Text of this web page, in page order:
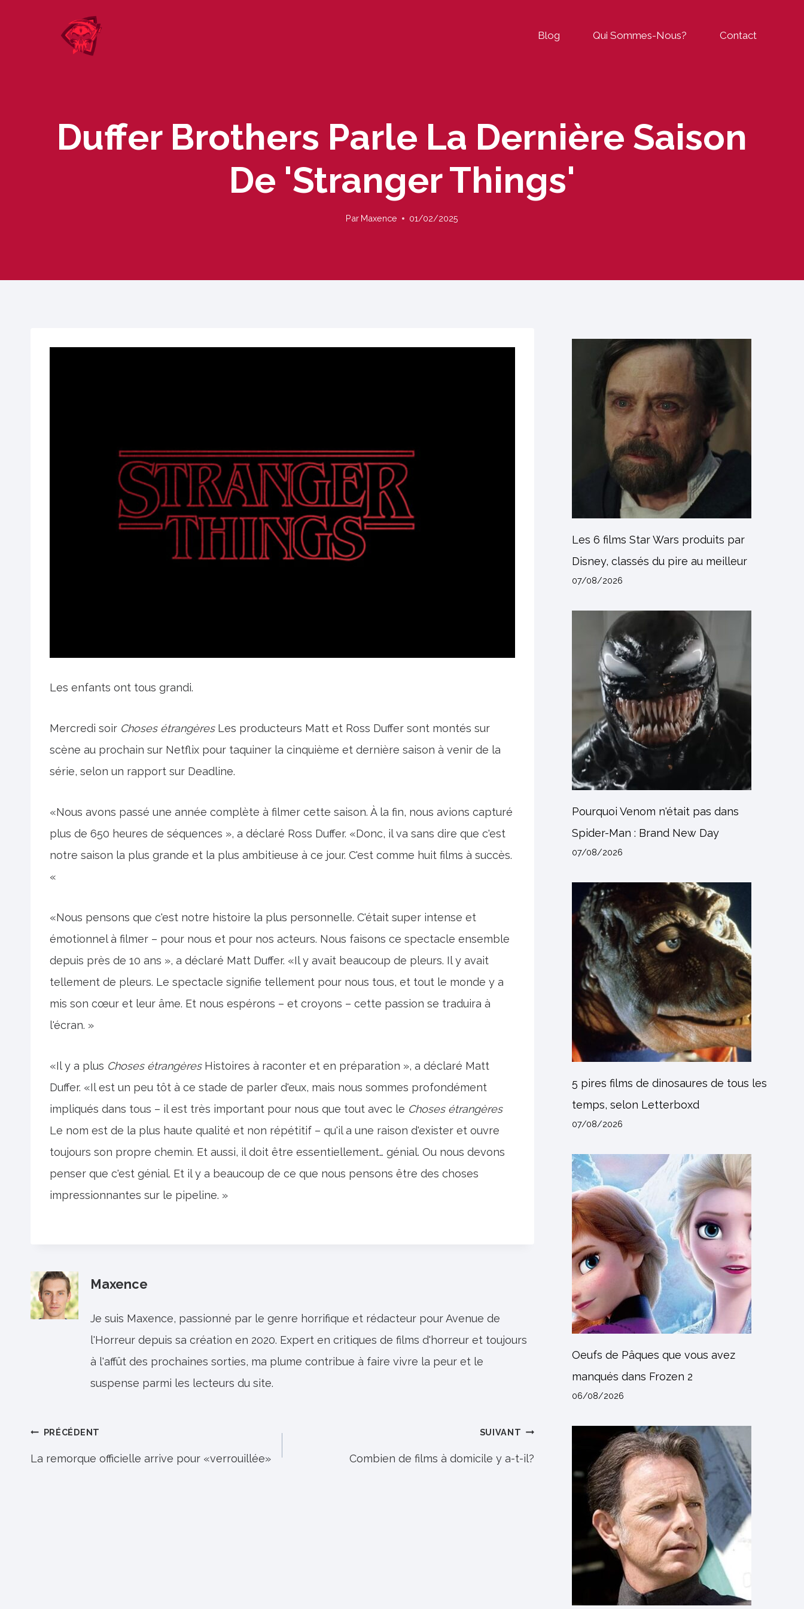
Blog Qui Sommes-Nous? Contact
Duffer Brothers Parle La Dernière Saison
De 'Stranger Things'
Par Maxence 01/02/2025
Les enfants ont tous grandi.
Mercredi soir Choses étrangèresLes producteurs Matt et Ross Duffer sont montés sur
scène au prochain sur Netflix pour taquiner la cinquième et dernière saison à venir de la
série, selon un rapport sur Deadline.
«Nous avons passé une année complète à filmer cette saison. À la fin, nous avions capturé
plus de 650 heures de séquences », a déclaré Ross Duffer. «Donc, il va sans dire que c'est
notre saison la plus grande et la plus ambitieuse à ce jour. C'est comme huit films à succès.
«
«Nous pensons que c'est notre histoire la plus personnelle. C'était super intense et
émotionnel à filmer – pour nous et pour nos acteurs. Nous faisons ce spectacle ensemble
depuis près de 10 ans », a déclaré Matt Duffer. «Il y avait beaucoup de pleurs. Il y avait
tellement de pleurs. Le spectacle signifie tellement pour nous tous, et tout le monde y a
mis son cœur et leur âme. Et nous espérons – et croyons – cette passion se traduira à
l'écran. »
«Il y a plus Choses étrangèresHistoires à raconter et en préparation », a déclaré Matt
Duffer. «Il est un peu tôt à ce stade de parler d'eux, mais nous sommes profondément
impliqués dans tous – il est très important pour nous que tout avec le Choses étrangères
Le nom est de la plus haute qualité et non répétitif – qu'il a une raison d'exister et ouvre
toujours son propre chemin. Et aussi, il doit être essentiellement… génial. Ou nous devons
penser que c'est génial. Et il y a beaucoup de ce que nous pensons être des choses
impressionnantes sur le pipeline. »
Maxence
Je suis Maxence, passionné par le genre horrifique et rédacteur pour Avenue de
l'Horreur depuis sa création en 2020. Expert en critiques de films d'horreur et toujours
à l'affût des prochaines sorties, ma plume contribue à faire vivre la peur et le
suspense parmi les lecteurs du site.
Navigation
de
PRÉCÉDENT
La remorque officielle arrive pour «verrouillée»
SUIVANT
Combien de films à domicile y a-t-il?
Les 6 films Star Wars produits par
Disney, classés du pire au meilleur
07/08/2026
Pourquoi Venom n'était pas dans
Spider-Man : Brand New Day
07/08/2026
5 pires films de dinosaures de tous les
temps, selon Letterboxd
07/08/2026
Oeufs de Pâques que vous avez
manqués dans Frozen 2
06/08/2026